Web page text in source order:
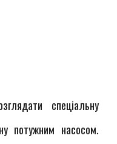
спеціальну
потужним насосом.